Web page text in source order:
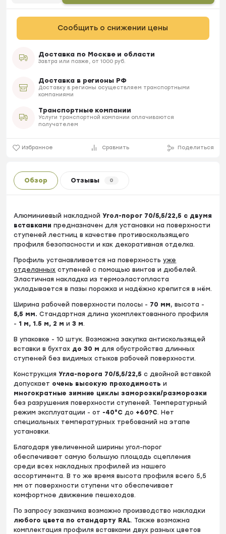
Сообщить о снижении цены
Доставка по Москве и области
Завтра или позже, от 1000 руб.
Доставка в регионы РФ
Доставку в регионы осуществляем транспортными
компаниями
Транспортные компании
Услуги транспортной компании оплачиваются
получателем
Избранное Сравнить Поделиться
Обзор Отзывы 0
Алюминиевый накладнойУгол-порог 70/5,5/22,5 с двумя
вставками предназначен для установки на поверхности
ступеней лестниц в качестве противоскользящего
профиля безопасности и как декоративная отделка.
Профиль устанавливается на поверхностьуже
отделанных ступеней с помощью винтов и дюбелей.
Эластичная накладка из термоэластопласта
укладывается в пазы порожка и надёжно крепится в нём.
Ширина рабочей поверхности полосы - 70 мм, высота -
5,5 мм.Стандартная длина укомплектованного профиля
- 1 м, 1.5 м, 2 ми3 м.
В упаковке - 10 штук. Возможна закупка антискользящей
вставки в бухтах до 30 м для обустройства длинных
ступеней без видимых стыков рабочей поверхности.
КонструкцияУгла-порога 70/5,5/22,5c двойной вставкой
допускает очень высокую проходимость и
многократные зимние циклы заморозки/разморозки
без разрушения поверхности ступеней. Температурный
режим эксплуатации - от -40°С до +60?С. Нет
специальных температурных требований на этапе
установки.
Благодаря увеличенной ширины угол-порог
обеспечивает самую большую площадь сцепления
среди всех накладных профилей из нашего
ассортимента. В то же время высота профиля всего 5,5
мм от поверхности ступени что обеспечивает
комфортное движение пешеходов.
По запросу заказчика возможно производство накладки
любого цвета по стандарту RAL. Также возможна
комплектация профиля вставками двух разных цветов